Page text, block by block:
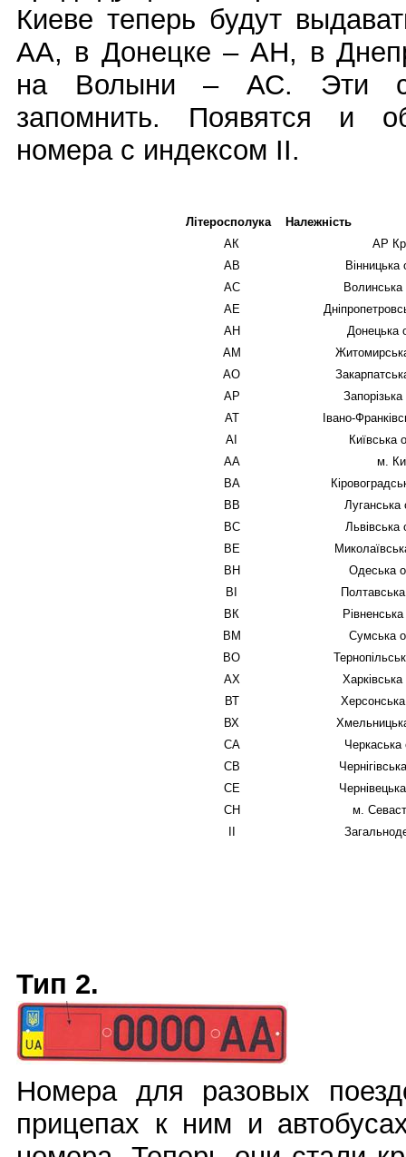
Киеве теперь будут
АА, в Донецке – АН, в
на Волыни – АС. Эти
запомнить. Появятся и
номера с индексом II.
Літеросполука
Належність
АК
АР
АВ
Вінницька
АС
Волинська
АЕ
АН
Донецька
АМ
АО
АР
АТ
Івано-
АІ
Київська
АА
м.
ВА
ВВ
Луганська
ВС
Львівська
ВЕ
ВН
Одеська
ВІ
ВК
ВМ
Сумська
ВО
АХ
ВТ
ВХ
СА
Черкаська
СВ
СЕ
СН
м.
Тип 2.
Номера для разовых
прицепах к ним и